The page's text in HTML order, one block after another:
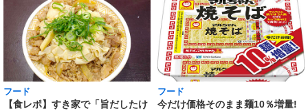
フード
【食レポ】すき家で「旨だしたけ
フード
今だけ価格そのまま麺10％増量!